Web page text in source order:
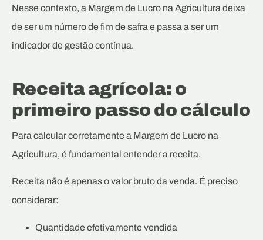
Nesse contexto, a Margem de Lucro na Agricultura deixa
de ser um número de fim de safra e passa a ser um
indicador de gestão contínua.
Receita agrícola: o
primeiro passo do cálculo
Para calcular corretamente a Margem de Lucro na
Agricultura, é fundamental entender a receita.
Receita não é apenas o valor bruto da venda. É preciso
considerar:
Quantidade efetivamente vendida